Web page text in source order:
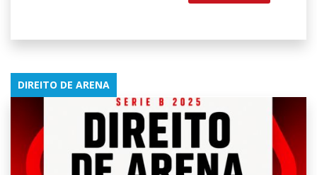
DIREITO DE ARENA